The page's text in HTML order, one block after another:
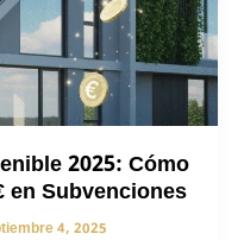
2025: Cómo
en Subvenciones
4, 2025